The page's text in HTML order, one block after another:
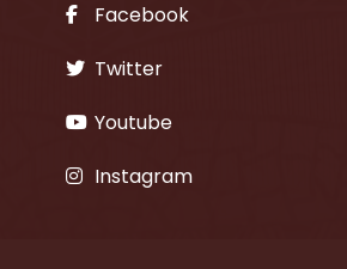
Facebook
Twitter
Youtube
Instagram